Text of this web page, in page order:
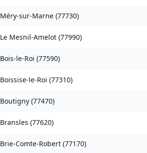
Méry-sur-Marne (77730)
Le Mesnil-Amelot (77990)
Bois-le-Roi (77590)
Boissise-le-Roi (77310)
Boutigny (77470)
Bransles (77620)
Brie-Comte-Robert (77170)